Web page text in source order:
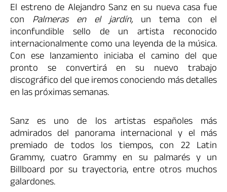
El estreno de Alejandro Sanz en su nueva casa fue
con Palmeras en el jardín, un tema con el
inconfundible sello de un artista reconocido
internacionalmente como una leyenda de la música.
Con ese lanzamiento iniciaba el camino del que
pronto se convertirá en su nuevo trabajo
discográfico del que iremos conociendo más detalles
en las próximas semanas.
Sanz es uno de los artistas españoles más
admirados del panorama internacional y el más
premiado de todos los tiempos, con 22 Latin
Grammy, cuatro Grammy en su palmarés y un
Billboard por su trayectoria, entre otros muchos
galardones.